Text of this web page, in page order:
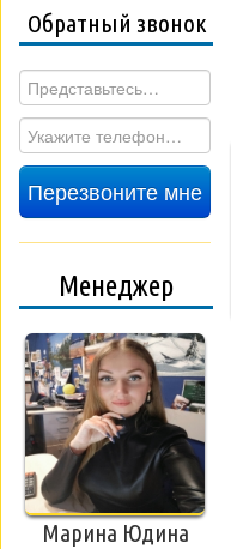
Обратный звонок
Перезвоните мне
Менеджер
Марина Юдина